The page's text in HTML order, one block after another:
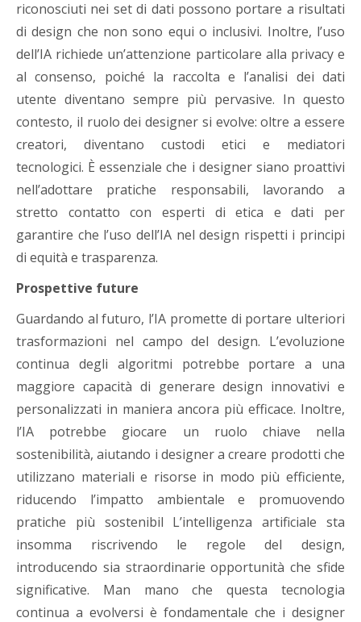
riconosciuti nei set di dati possono portare a risultati
di design che non sono equi o inclusivi. Inoltre, l’uso
dell’IA richiede un’attenzione particolare alla privacy e
al consenso, poiché la raccolta e l’analisi dei dati
utente diventano sempre più pervasive. In questo
contesto, il ruolo dei designer si evolve: oltre a essere
creatori, diventano custodi etici e mediatori
tecnologici. È essenziale che i designer siano proattivi
nell’adottare pratiche responsabili, lavorando a
stretto contatto con esperti di etica e dati per
garantire che l’uso dell’IA nel design rispetti i principi
di equità e trasparenza.
Prospettive future
Guardando al futuro, l’IA promette di portare ulteriori
trasformazioni nel campo del design. L’evoluzione
continua degli algoritmi potrebbe portare a una
maggiore capacità di generare design innovativi e
personalizzati in maniera ancora più efficace. Inoltre,
l’IA potrebbe giocare un ruolo chiave nella
sostenibilità, aiutando i designer a creare prodotti che
utilizzano materiali e risorse in modo più efficiente,
riducendo l’impatto ambientale e promuovendo
pratiche più sostenibil L’intelligenza artificiale sta
insomma riscrivendo le regole del design,
introducendo sia straordinarie opportunità che sfide
significative. Man mano che questa tecnologia
continua a evolversi è fondamentale che i designer